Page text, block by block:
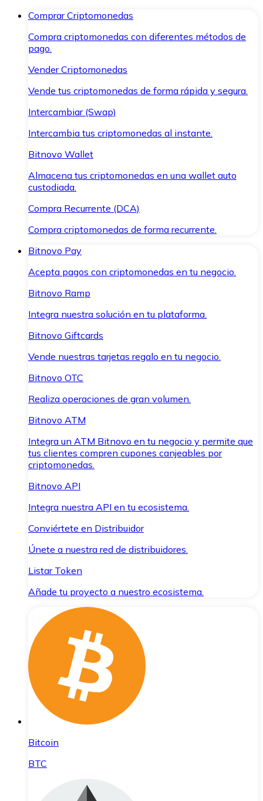
Comprar Criptomonedas
Compra criptomonedas con diferentes métodos de
pago.
Vender Criptomonedas
Vende tus criptomonedas de forma rápida y segura.
Intercambiar (Swap)
Intercambia tus criptomonedas al instante.
Bitnovo Wallet
Almacena tus criptomonedas en una wallet auto
custodiada.
Compra Recurrente (DCA)
Compra criptomonedas de forma recurrente.
Bitnovo Pay
Acepta pagos con criptomonedas en tu negocio.
Bitnovo Ramp
Integra nuestra solución en tu plataforma.
Bitnovo Giftcards
Vende nuestras tarjetas regalo en tu negocio.
Bitnovo OTC
Realiza operaciones de gran volumen.
Bitnovo ATM
Integra un ATM Bitnovo en tu negocio y permite que
tus clientes compren cupones canjeables por
criptomonedas.
Bitnovo API
Integra nuestra API en tu ecosistema.
Conviértete en Distribuidor
Únete a nuestra red de distribuidores.
Listar Token
Añade tu proyecto a nuestro ecosistema.
Bitcoin
BTC